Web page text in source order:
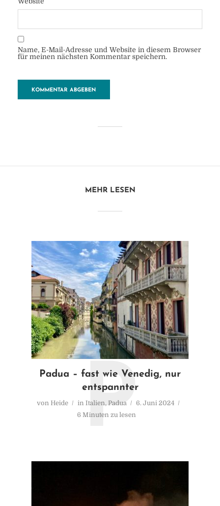
vonHeide 28. Oktober 2017
1 Minuten zu lesen
Name, E-Mail-Adresse und Website in diesem Browser
für meinen nächsten Kommentar speichern.
MEHR LESEN
Padua – fast wie Venedig, nur
entspannter
von Heide in Italien, Padua
6. Juni 2024
6 Minuten zu lesen
P